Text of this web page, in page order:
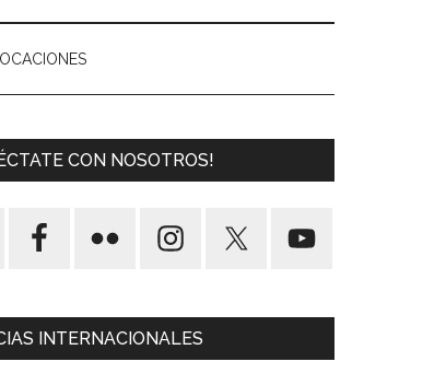
LOCACIONES
CON NOSOTROS!
INTERNACIONALES